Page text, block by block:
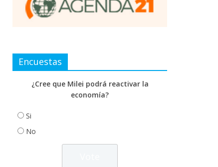
Encuestas
¿Cree que Milei podrá reactivar la
economía?
Si
No